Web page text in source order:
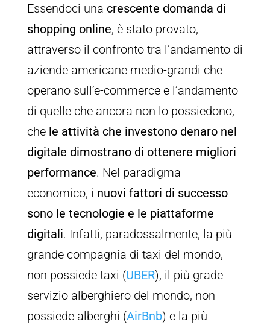
Essendoci una crescente domanda di
shopping online, è stato provato,
attraverso il confronto tra l’andamento di
aziende americane medio-grandi che
operano sull’e-commerce e l’andamento
di quelle che ancora non lo possiedono,
che le attività che investono denaro nel
digitale dimostrano di ottenere migliori
performance. Nel paradigma
economico, i nuovi fattori di successo
sono le tecnologie e le piattaforme
digitali. Infatti, paradossalmente, la più
grande compagnia di taxi del mondo,
non possiede taxi (UBER), il più grade
servizio alberghiero del mondo, non
possiede alberghi (AirBnb) e la più